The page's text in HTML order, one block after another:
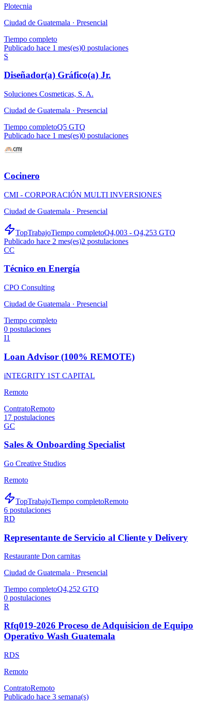
Plotecnia
Ciudad de Guatemala · Presencial
Tiempo completo
Publicado hace 1 mes(es)0 postulaciones
S
Diseñador(a) Gráfico(a) Jr.
Soluciones Cosmeticas, S. A.
Ciudad de Guatemala · Presencial
Tiempo completoQ5 GTQ
Publicado hace 1 mes(es)0 postulaciones
Cocinero
CMI - CORPORACIÓN MULTI INVERSIONES
Ciudad de Guatemala · Presencial
TopTrabajoTiempo completoQ4,003 - Q4,253 GTQ
Publicado hace 2 mes(es)2 postulaciones
CC
Técnico en Energía
CPO Consulting
Ciudad de Guatemala · Presencial
Tiempo completo
0 postulaciones
I1
Loan Advisor (100% REMOTE)
iNTEGRITY 1ST CAPITAL
Remoto
ContratoRemoto
17 postulaciones
GC
Sales & Onboarding Specialist
Go Creative Studios
Remoto
TopTrabajoTiempo completoRemoto
6 postulaciones
RD
Representante de Servicio al Cliente y Delivery
Restaurante Don carnitas
Ciudad de Guatemala · Presencial
Tiempo completoQ4,252 GTQ
0 postulaciones
R
Rfq019-2026 Proceso de Adquisicion de Equipo
Operativo Wash Guatemala
RDS
Remoto
ContratoRemoto
Publicado hace 3 semana(s)